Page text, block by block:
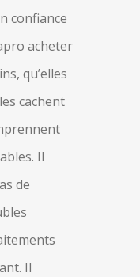
confiance
acheter
qu’elles
cachent
Il
de
Il